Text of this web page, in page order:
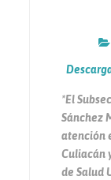
*El
Sánchez
atención
Culiacán
de Salud